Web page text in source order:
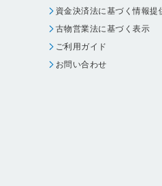
資金決済法に基づく情報提
古物営業法に基づく表示
ご利用ガイド
お問い合わせ